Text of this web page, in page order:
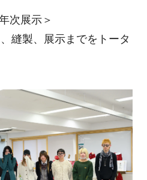
次展示＞
縫製、展示までをトータ